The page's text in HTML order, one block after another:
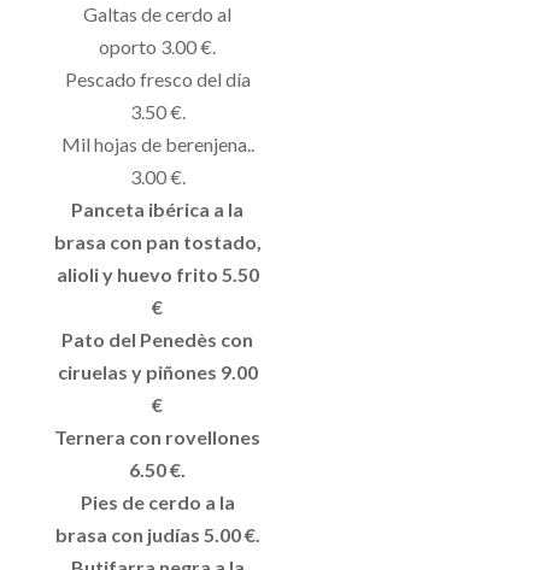
Galtas de cerdo al
oporto 3.00 €.
Pescado fresco del día
3.50 €.
Mil hojas de berenjena..
3.00 €.
Panceta ibérica a la
brasa con pan tostado,
alioli y huevo frito 5.50
€
Pato del Penedès con
ciruelas y piñones 9.00
€
Ternera con rovellones
6.50 €.
Pies de cerdo a la
brasa con judías 5.00 €.